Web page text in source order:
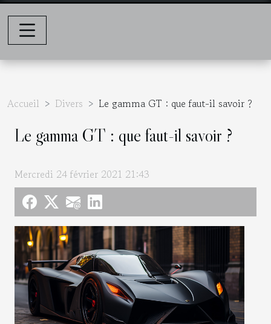
Accueil Divers Le gamma GT : que faut-il savoir ?
Le gamma GT : que faut-il savoir ?
Mercredi 24 février 2021 21:43